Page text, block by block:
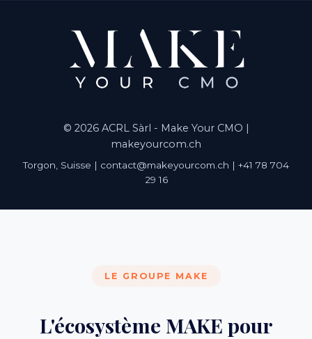
© 2026 ACRL Sàrl - Make Your CMO |
makeyourcom.ch
Torgon, Suisse | contact@makeyourcom.ch | +41 78 704
29 16
LE GROUPE MAKE
L'écosystème MAKE pour